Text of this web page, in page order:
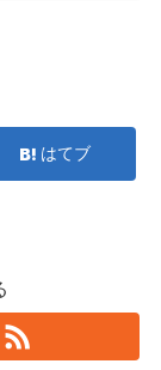
はてブ